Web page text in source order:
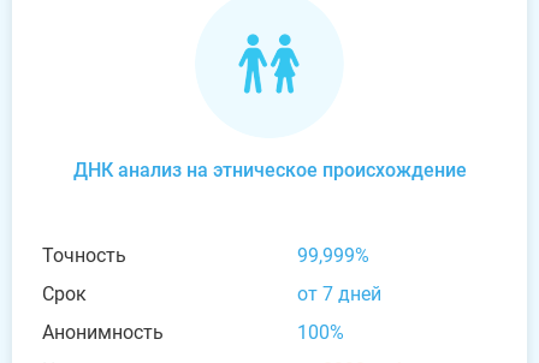
ДНК анализ на этническое происхождение
Точность
99,999%
Срок
от 7 дней
Анонимность
100%